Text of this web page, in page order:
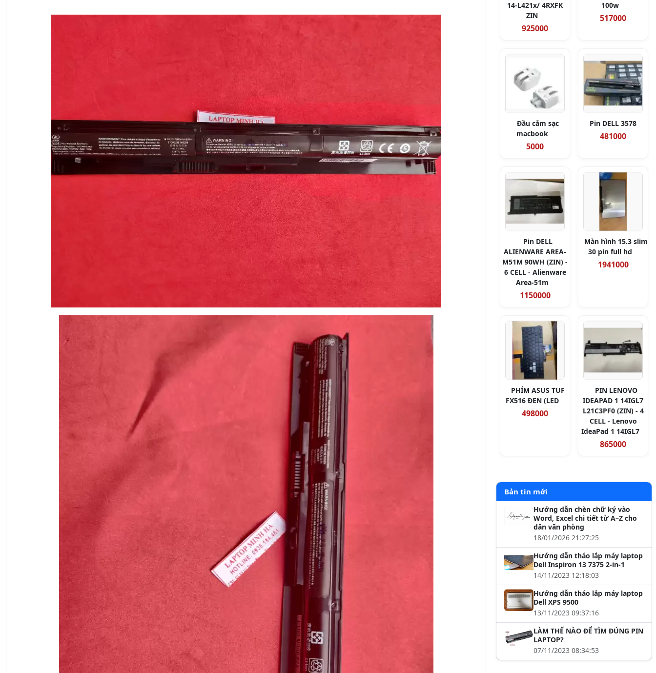
14-L421x/ 4RXFK
ZIN
925000
100w
517000
Đầu cắm sạc
macbook
5000
Pin DELL 3578
481000
Pin DELL
ALIENWARE AREA-
M51M 90WH (ZIN) -
6 CELL - Alienware
Area-51m
1150000
Màn hình 15.3 slim
30 pin full hd
1941000
PHÍM ASUS TUF
FX516 ĐEN (LED
498000
PIN LENOVO
IDEAPAD 1 14IGL7
L21C3PF0 (ZIN) - 4
CELL - Lenovo
IdeaPad 1 14IGL7
865000
Bản tin mới
Hướng dẫn chèn chữ ký vào
Word, Excel chi tiết từ A–Z cho
dân văn phòng
18/01/2026 21:27:25
Hướng dẫn tháo lắp máy laptop
Dell Inspiron 13 7375 2-in-1
14/11/2023 12:18:03
Hướng dẫn tháo lắp máy laptop
Dell XPS 9500
13/11/2023 09:37:16
LÀM THẾ NÀO ĐỂ TÌM ĐÚNG PIN
LAPTOP?
07/11/2023 08:34:53